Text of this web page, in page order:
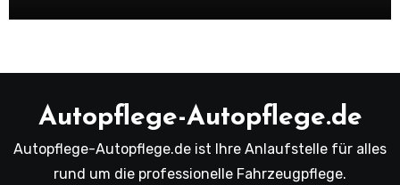
Autopflege-Autopflege.de
Autopflege-Autopflege.de ist Ihre Anlaufstelle für alles
rund um die professionelle Fahrzeugpflege.